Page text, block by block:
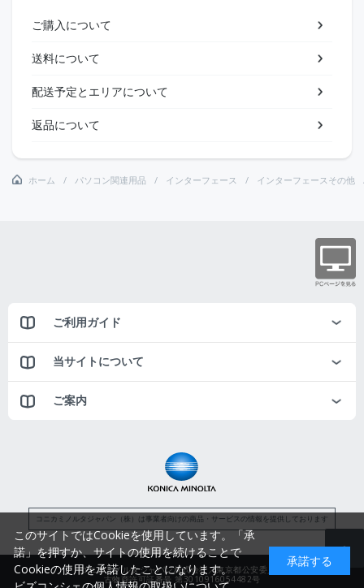
ご購入について
送料について
配送予定とエリアについて
返品について
ホーム パソコン関連用品 インターフェース インターフェースその他
ご利用ガイド
当サイトについて
ご案内
コニカミノルタジャパン（株）は事業者向けの商品・サービスの情報を提供しております
コニカミノルタジャパン株式会社／東京都公安委員会
古物商許可証番号 第3010916054482号
このサイトではCookieを使用しています。「承
諾」を押すか、サイトの使用を続けることで
Cookieの使用を承諾したことになります。
承諾する